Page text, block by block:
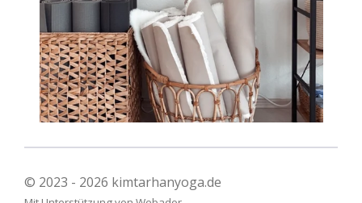
© 2023 - 2026 kimtarhanyoga.de